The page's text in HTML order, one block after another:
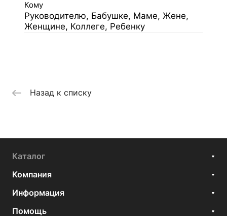
Кому
Руководителю, Бабушке, Маме, Жене,
Женщине, Коллеге, Ребенку
Назад к списку
Каталог
Компания
Информация
Помощь